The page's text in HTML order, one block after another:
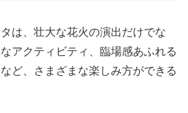
は、壮大な花火の演出だけでな
アクティビティ、臨場感あふれる
ど、さまざまな楽しみ方ができる